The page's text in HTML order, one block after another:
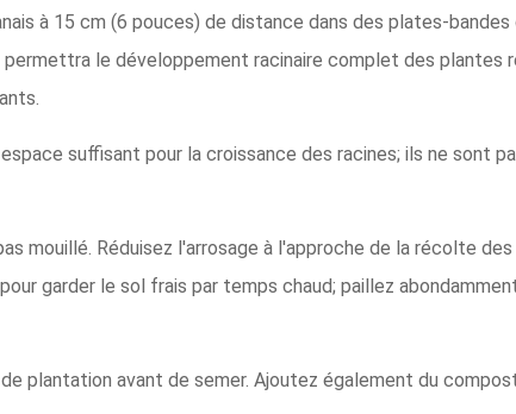
à 15 cm (6 pouces) de distance dans des plates-
permettra le développement racinaire complet des plantes
suffisant pour la croissance des racines; ils ne sont
mouillé. Réduisez l'arrosage à l'approche de la récolte
garder le sol frais par temps chaud; paillez
plantation avant de semer. Ajoutez également du compost